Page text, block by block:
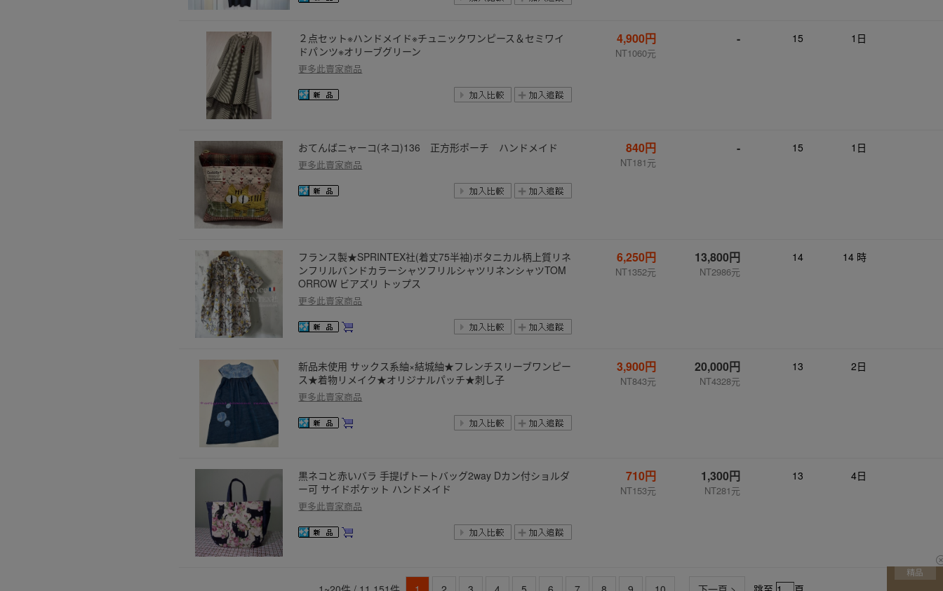
２点セット※ハンドメイド※チュニックワンピース＆セミワイ
ドパンツ※オリーブグリーン
更多此賣家商品
4,900円
NT1060元
- 15 1日
おてんばニャーコ(ネコ)136 正方形ポーチ ハンドメイド
更多此賣家商品
840円
NT181元
- 15 1日
フランス製★SPRINTEX社(着丈75半袖)ボタニカル柄上質リネ
ンフリルバンドカラーシャツフリルシャツリネンシャツTOM
ORROW ビアズリ トップス
更多此賣家商品
6,250円
NT1352元
13,800円
NT2986元
14 14 時
新品未使用 サックス系紬×結城紬★フレンチスリーブワンピー
ス★着物リメイク★オリジナルパッチ★刺し子
更多此賣家商品
3,900円
NT843元
20,000円
NT4328元
13 2日
黒ネコと赤いバラ 手提げトートバッグ2way Dカン付ショルダ
ー可 サイドポケット ハンドメイド
更多此賣家商品
710円
NT153元
1,300円
NT281元
13 4日